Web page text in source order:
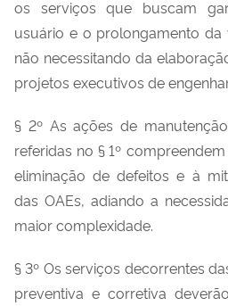
os serviços que buscam
usuário e o prolongamento da
não necessitando da
projetos executivos de
§ 2º As ações de
referidas no § 1º
eliminação de defeitos e à
das OAEs, adiando a
maior complexidade.
§ 3º Os serviços decorrentes
preventiva e corretiva